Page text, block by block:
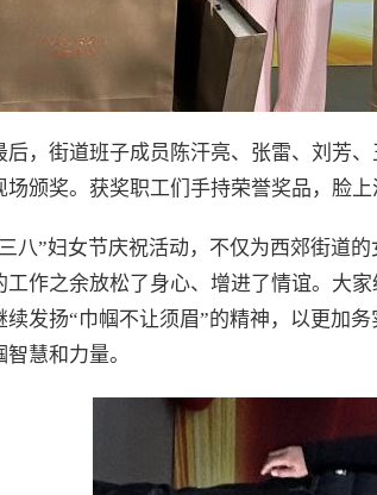
后，街道班子成员陈汗亮、张雷、刘芳
场颁奖。获奖职工们手持荣誉奖品，脸
八”妇女节庆祝活动，不仅为西郊街道
工作之余放松了身心、增进了情谊。大
续发扬“巾帼不让须眉”的精神，以更加
慧和力量。